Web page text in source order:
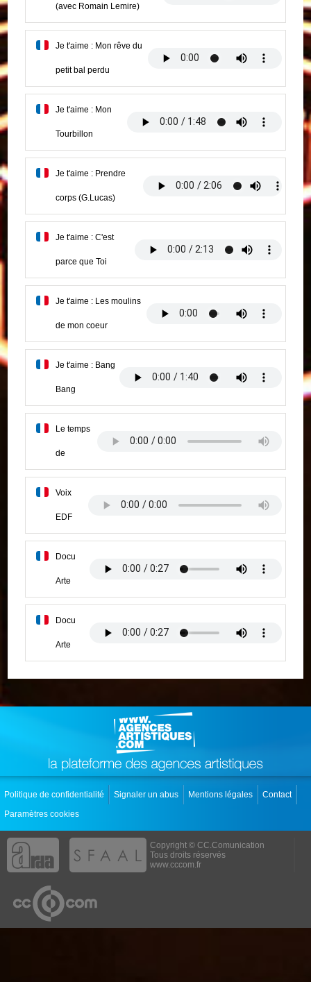
(avec Romain Lemire)
Je t'aime : Mon rêve du
petit bal perdu
Je t'aime : Mon
Tourbillon
Je t'aime : Prendre
corps (G.Lucas)
Je t'aime : C'est
parce que Toi
Je t'aime : Les moulins
de mon coeur
Je t'aime : Bang
Bang
Le temps
de
Voix
EDF
Docu
Arte
Docu
Arte
Politique de confidentialité Signaler un abus Mentions légales
Contact
Paramètres cookies
Copyright © CC.Comunication
Tous droits réservés
www.cccom.fr